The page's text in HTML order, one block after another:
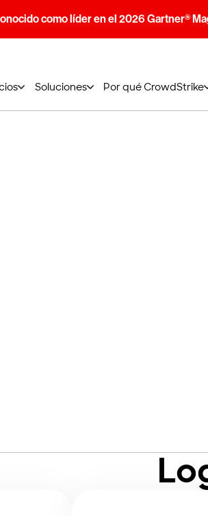
como líder en el 2026 Gartner®
Soluciones Por qué CrowdStrike